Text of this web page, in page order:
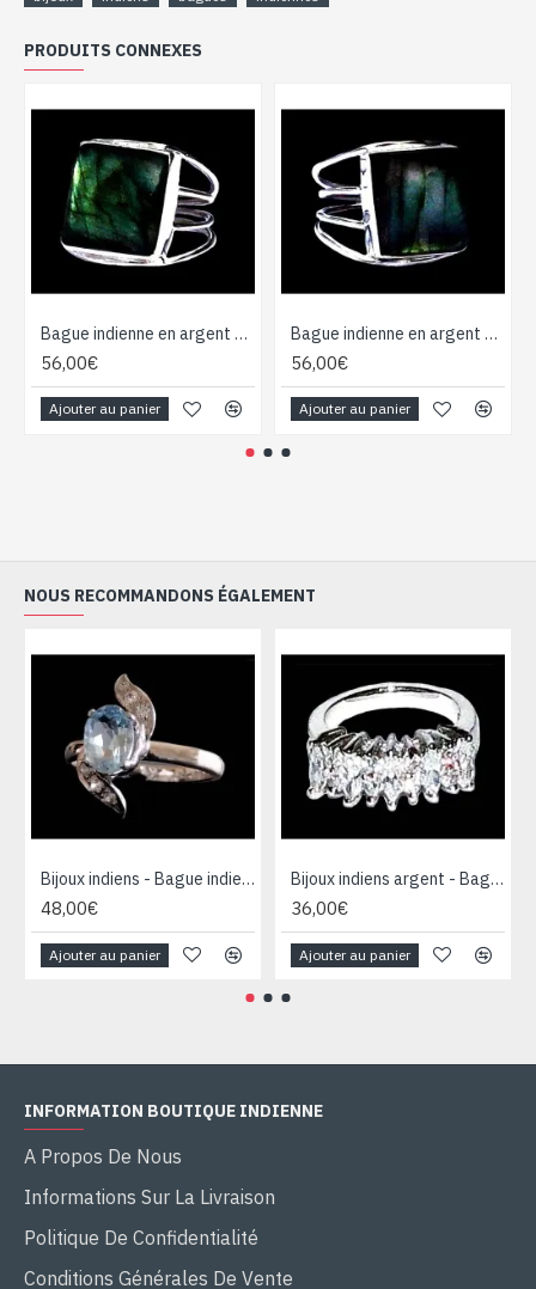
PRODUITS CONNEXES
Bague indienne en argent et Labradorite - Bijoux indiens
56,00€
Ajouter au panier
Bague indienne en argent et Labradorite - Bijoux indiens
56,00€
Ajouter au panier
NOUS RECOMMANDONS ÉGALEMENT
Bijoux indiens - Bague indienne rhodiée Topaze
48,00€
Ajouter au panier
Bijoux indiens argent - Bague indienne oxyde de Zirconium
36,00€
Ajouter au panier
INFORMATION BOUTIQUE INDIENNE
A Propos De Nous
Informations Sur La Livraison
Politique De Confidentialité
Conditions Générales De Vente